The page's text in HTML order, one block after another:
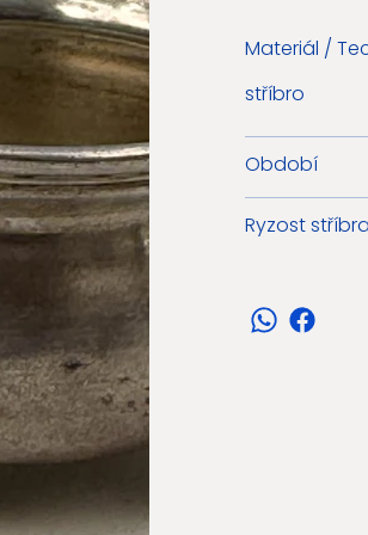
Materiál /
stříbro
Období
Ryzost stříbra